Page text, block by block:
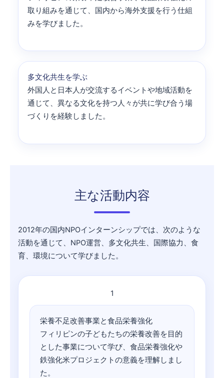
取り組みを通じて、国内から海外支援を行う仕組
みを学びました。
多文化共生を学ぶ
外国人と日本人が交流するイベントや地域活動を
通じて、異なる文化を持つ人々が共に学び合う場
づくりを経験しました。
主な活動内容
2012年の国内NPOインターンシップでは、次のような
活動を通じて、NPO運営、多文化共生、国際協力、食
育、環境について学びました。
1
栄養不足改善事業と食品栄養強化
フィリピンの子どもたちの栄養改善を目的
とした事業について学び、食品栄養強化や
鉄強化米プロジェクトの意義を理解しまし
た。